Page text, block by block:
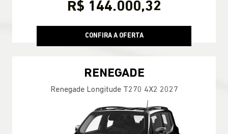
R$ 144.000,32
CONFIRA A OFERTA
RENEGADE
Renegade Longitude T270 4X2 2027